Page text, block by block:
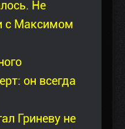
Hе
с Максимом
он всегда
Гриневу не